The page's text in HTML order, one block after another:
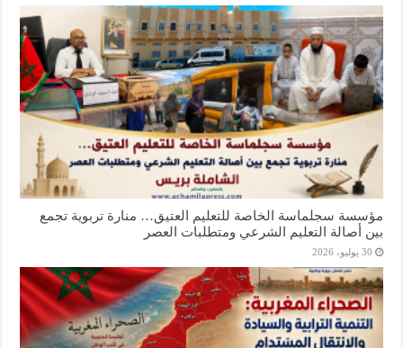
مؤسسة سجلماسة الخاصة للتعليم العتيق… منارة تربوية تجمع
بين أصالة التعليم الشرعي ومتطلبات العصر
30 يوليو، 2026